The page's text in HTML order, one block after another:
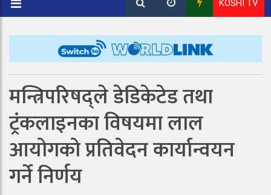
KOSHI TV
मन्त्रिपरिषद्ले डेडिकेटेड तथा
ट्रंकलाइनका विषयमा लाल
आयोगको प्रतिवेदन कार्यान्वयन
गर्ने निर्णय